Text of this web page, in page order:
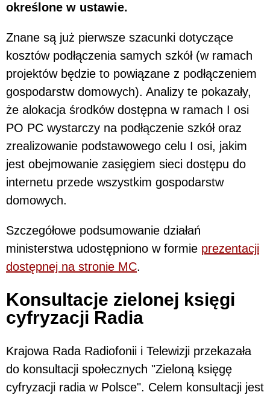
określone w ustawie.
Znane są już pierwsze szacunki dotyczące
kosztów podłączenia samych szkół (w ramach
projektów będzie to powiązane z podłączeniem
gospodarstw domowych). Analizy te pokazały,
że alokacja środków dostępna w ramach I osi
PO PC wystarczy na podłączenie szkół oraz
zrealizowanie podstawowego celu I osi, jakim
jest obejmowanie zasięgiem sieci dostępu do
internetu przede wszystkim gospodarstw
domowych.
Szczegółowe podsumowanie działań
ministerstwa udostępniono w formie prezentacji
dostępnej na stronie MC.
Konsultacje zielonej księgi
cyfryzacji Radia
Krajowa Rada Radiofonii i Telewizji przekazała
do konsultacji społecznych "Zieloną księgę
cyfryzacji radia w Polsce". Celem konsultacji jest